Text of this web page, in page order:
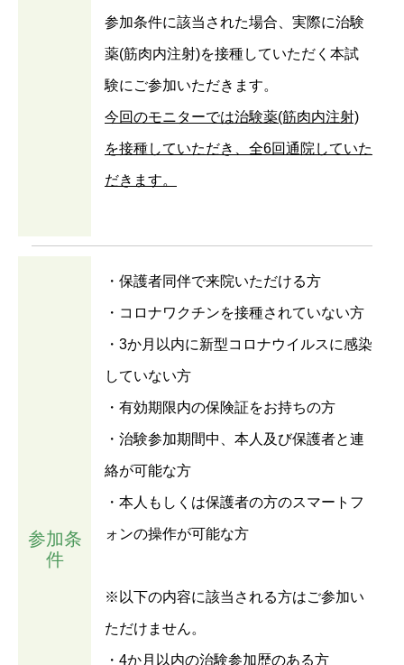
参加条件に該当された場合、実際に治験
薬(筋肉内注射)を接種していただく本試
験にご参加いただきます。
今回のモニターでは治験薬(筋肉内注射)
を接種していただき、全6回通院していた
だきます。
参加条
件
・保護者同伴で来院いただける方
・コロナワクチンを接種されていない方
・3か月以内に新型コロナウイルスに感染
していない方
・有効期限内の保険証をお持ちの方
・治験参加期間中、本人及び保護者と連
絡が可能な方
・本人もしくは保護者の方のスマートフ
ォンの操作が可能な方
※以下の内容に該当される方はご参加い
ただけません。
・4か月以内の治験参加歴のある方